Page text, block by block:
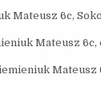
Mateusz 6c,
Mateusz
Mateusz